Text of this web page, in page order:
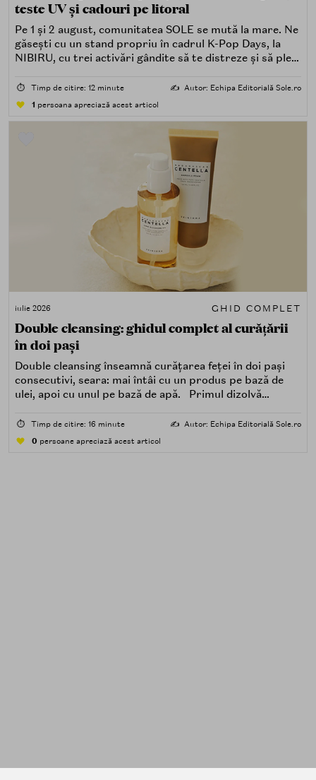
teste UV și cadouri pe litoral
Pe 1 și 2 august, comunitatea SOLE se mută la mare. Ne
găsești cu un stand propriu în cadrul K-Pop Days, la
NIBIRU, cu trei activări gândite să te distreze și să pleci
⏱️ Timp de citire: 12 minute ✍️ Autor: Echipa Editorială Sole.ro
1 persoana apreciază acest articol
iulie 2026 GHID COMPLET
Double cleansing: ghidul complet al curățării
în doi pași
Double cleansing înseamnă curățarea feței în doi pași
consecutivi, seara: mai întâi cu un produs pe bază de
ulei, apoi cu unul pe bază de apă. Primul dizolvă
poluare. Al doilea îndepărtează impuritățile solubile în
⏱️ Timp de citire: 16 minute ✍️ Autor: Echipa Editorială Sole.ro
0 persoane apreciază acest articol